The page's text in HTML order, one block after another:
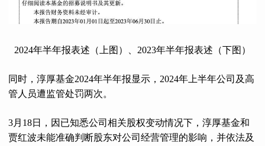
2024年半年报表述（上图）、2023年半年报表述（下图）
同时，淳厚基金2024年半年报显示，2024年上半年公司及高
管人员遭监管处罚两次。
3月18日，因已知悉公司相关股权变动情况下，淳厚基金和
贾红波未能准确判断股东对公司经营管理的影响，并依法及